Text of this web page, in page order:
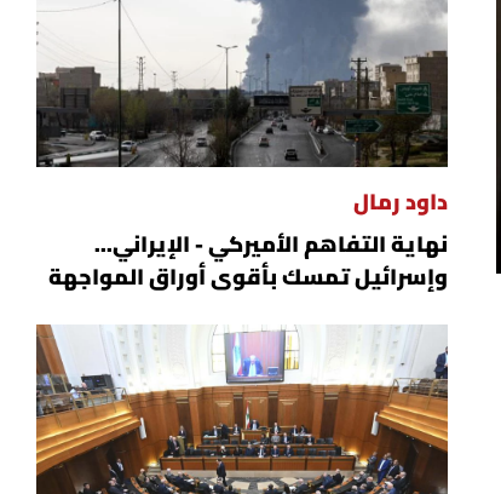
داود رمال
نهاية التفاهم الأميركي - الإيراني...
وإسرائيل تمسك بأقوى أوراق المواجهة